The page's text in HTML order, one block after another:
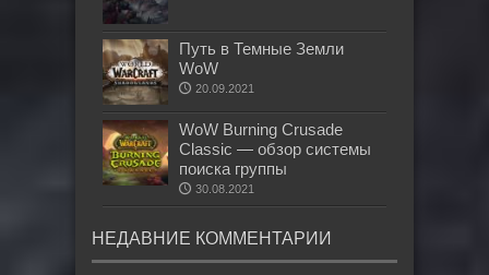
Путь в Темные Земли
WoW
20.09.2021
WoW Burning Crusade
Classic — обзор системы
поиска группы
30.08.2021
НЕДАВНИЕ КОММЕНТАРИИ